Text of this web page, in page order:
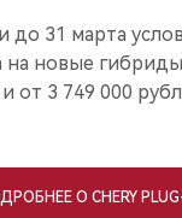
31 марта
новые гибриды
от 3 749 000
О CHERY